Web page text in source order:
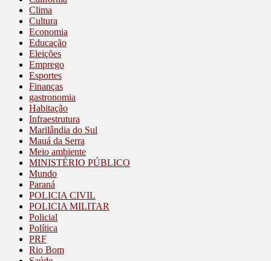
Clima
Cultura
Economia
Educação
Eleições
Emprego
Esportes
Finanças
gastronomia
Habitação
Infraestrutura
Marilândia do Sul
Mauá da Serra
Meio ambiente
MINISTÉRIO PÚBLICO
Mundo
Paraná
POLICIA CIVIL
POLICIA MILITAR
Policial
Política
PRF
Rio Bom